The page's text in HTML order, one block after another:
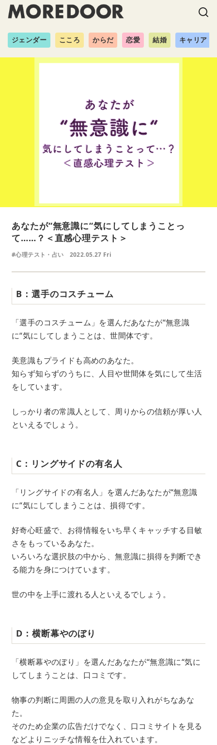
ジェンダー こころ からだ 恋愛 結婚 キャリア
あなたが“無意識に“気にしてしまうことっ
て……？＜直感心理テスト＞
#心理テスト・占い 2022.05.27 Fri
B：選手のコスチューム
「選手のコスチューム」を選んだあなたが“無意識
に“気にしてしまうことは、世間体です。
美意識もプライドも高めのあなた。
知らず知らずのうちに、人目や世間体を気にして生活
をしています。
しっかり者の常識人として、周りからの信頼が厚い人
といえるでしょう。
C：リングサイドの有名人
「リングサイドの有名人」を選んだあなたが“無意識
に“気にしてしまうことは、損得です。
好奇心旺盛で、お得情報をいち早くキャッチする目敏
さをもっているあなた。
いろいろな選択肢の中から、無意識に損得を判断でき
る能力を身につけています。
世の中を上手に渡れる人といえるでしょう。
D：横断幕やのぼり
「横断幕やのぼり」を選んだあなたが“無意識に“気に
してしまうことは、口コミです。
物事の判断に周囲の人の意見を取り入れがちなあな
た。
そのため企業の広告だけでなく、口コミサイトを見る
などよりニッチな情報を仕入れています。